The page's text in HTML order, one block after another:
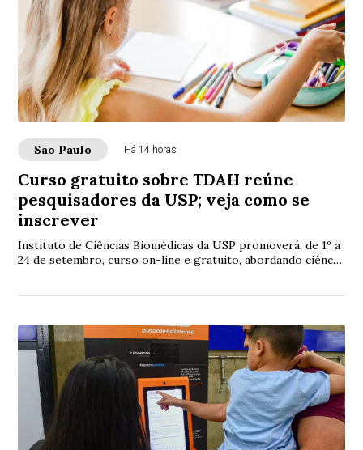
São Paulo Há 14 horas
Curso gratuito sobre TDAH reúne
pesquisadores da USP; veja como se
inscrever
Instituto de Ciências Biomédicas da USP promoverá, de 1º a
24 de setembro, curso on-line e gratuito, abordando ciência,